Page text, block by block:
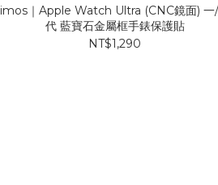
imos｜Apple Watch Ultra (CNC鏡面) 一
代 藍寶石金屬框手錶保護貼
NT$1,290